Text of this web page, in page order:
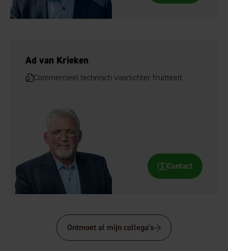
Ad van Krieken
Commercieel technisch voorlichter fruitteelt
Contact
Ontmoet al mijn collega's